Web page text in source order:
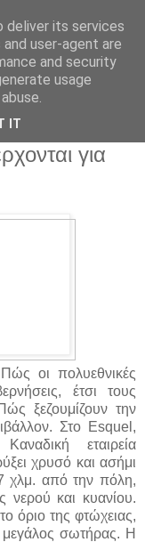
για
οι πολυεθνικές
έτσι τους
ξεζουμίζουν την
Στο Esquel,
εταιρεία
χρυσό και ασήμι
χλμ. από την πόλη,
νερού και κυανίου.
όριο της φτώχειας,
μεγάλος σωτήρας. Η
deliver its services
user-agent are
and security
usage
IT